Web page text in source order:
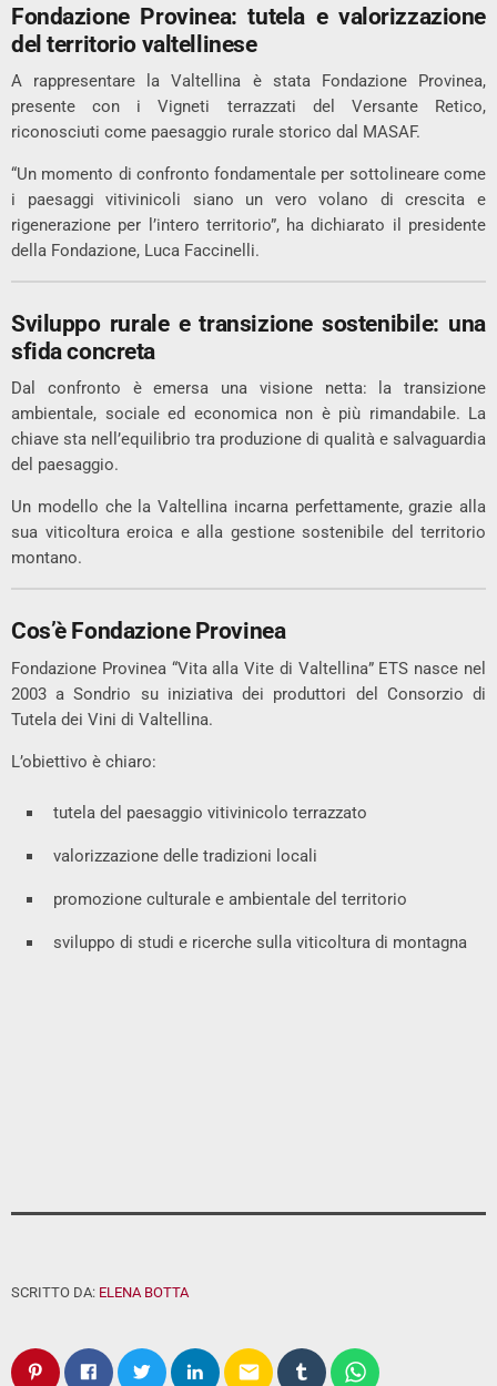
Fondazione Provinea: tutela e valorizzazione
del territorio valtellinese
A rappresentare la Valtellina è stata Fondazione Provinea,
presente con i Vigneti terrazzati del Versante Retico,
riconosciuti come paesaggio rurale storico dal MASAF.
“Un momento di confronto fondamentale per sottolineare come
i paesaggi vitivinicoli siano un vero volano di crescita e
rigenerazione per l’intero territorio”, ha dichiarato il presidente
della Fondazione, Luca Faccinelli.
Sviluppo rurale e transizione sostenibile: una
sfida concreta
Dal confronto è emersa una visione netta: la transizione
ambientale, sociale ed economica non è più rimandabile. La
chiave sta nell’equilibrio tra produzione di qualità e salvaguardia
del paesaggio.
Un modello che la Valtellina incarna perfettamente, grazie alla
sua viticoltura eroica e alla gestione sostenibile del territorio
montano.
Cos’è Fondazione Provinea
Fondazione Provinea “Vita alla Vite di Valtellina” ETS nasce nel
2003 aSondrio su iniziativa dei produttori del Consorzio di
Tutela dei Vini di Valtellina.
L’obiettivo è chiaro:
tutela del paesaggio vitivinicolo terrazzato
valorizzazione delle tradizioni locali
promozione culturale e ambientale del territorio
sviluppo di studi e ricerche sulla viticoltura di montagna
SCRITTO DA: ELENA BOTTA
email